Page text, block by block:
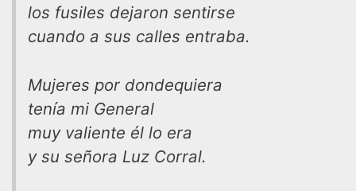
los fusiles dejaron sentirse
cuando a sus calles entraba.
Mujeres por dondequiera
tenía mi General
muy valiente él lo era
y su señora Luz Corral.